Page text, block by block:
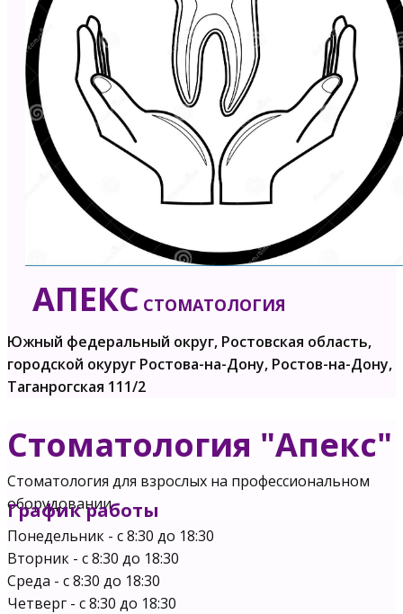
АПЕКС СТОМАТОЛОГИЯ
Южный федеральный округ, Ростовская область,
городской окуруг Ростова-на-Дону, Ростов-на-Дону,
Таганрогская 111/2
Стоматология "Апекс"
Cтоматология для взрослых на профессиональном
оборудовании
График работы
Понедельник ​- с 8:30 до 18:30
Вторник - с 8:30 до 18:30
Среда - с 8:30 до 18:30
Четверг - с 8:30 до 18:30